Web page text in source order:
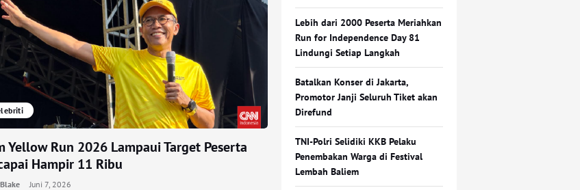
Yellow Run 2026 Lampaui Target Peserta
Hampir 11 Ribu
Juni 7, 2026
Lebih dari 2000 Peserta Meriahkan
Run for Independence Day 81
Lindungi Setiap Langkah
Batalkan Konser di Jakarta,
Promotor Janji Seluruh Tiket akan
Direfund
TNI-Polri Selidiki KKB Pelaku
Penembakan Warga di Festival
Lembah Baliem